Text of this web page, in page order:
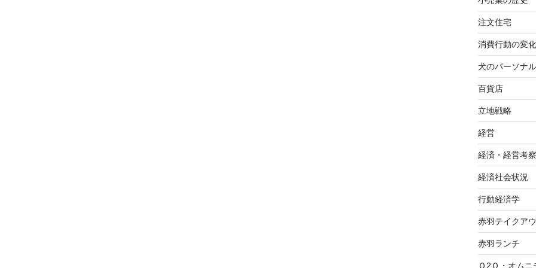
注文住宅
消費行動の変化
犬のパーソナ
百貨店
立地戦略
経営
経済・経営考察
経済社会状況
行動経済学
赤羽テイクア
赤羽ランチ
Ｏ2Ｏ・オムニ